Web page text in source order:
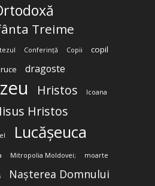
Treime
Conferință Copii
copil
dragoste
Hristos Icoana
Iisus Hristos
Lucășeuca
Mitropolia Moldovei; moarte
Nașterea Domnului